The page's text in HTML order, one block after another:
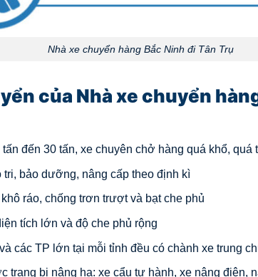
Nhà xe chuyển hàng Bắc Ninh đi Tân Trụ
của Nhà xe chuyển
đến 30 tấn, xe chuyên chở hàng quá khổ, quá
bảo dưỡng, nâng cấp theo định kì
ráo, chống trơn trượt và bạt che phủ
tích lớn và độ che phủ rộng
các TP lớn tại mỗi tỉnh đều có chành xe trung
trang bị nâng hạ: xe cẩu tự hành, xe nâng điện,